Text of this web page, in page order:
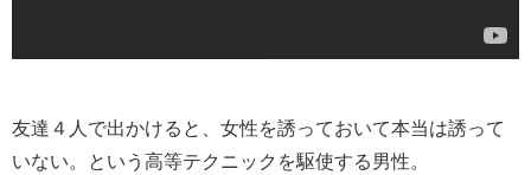
友達４人で出かけると、女性を誘っておいて本当は誘って
いない。という高等テクニックを駆使する男性。